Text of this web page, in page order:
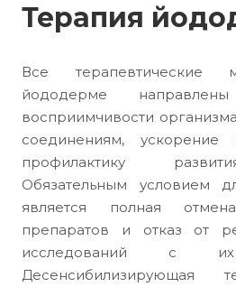
Терапия
Все терапевтические
йододерме
восприимчивости
соединениям,
профилактику
Обязательным условием
является полная
препаратов и отказ от
исследований с их
Десенсибилизирующая